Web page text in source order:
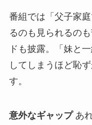
番組では「父子家
るのも見られるの
ドも披露。「妹と
してしまうほど恥
す。
意外なギャップあ